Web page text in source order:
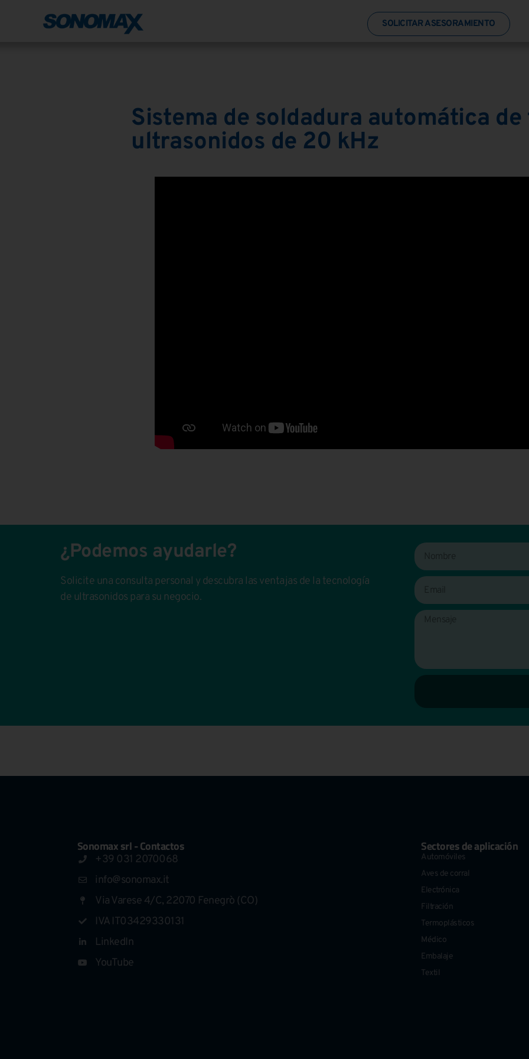
SOLICITAR ASESORAMIENTO
Sistema de soldadura automática
ultrasonidos de 20 kHz
¿Podemos ayudarle?
Solicite una consulta personal y descubra las ventajas de la tecnología
de ultrasonidos para su negocio.
Sonomax srl - Contactos
+39 031 2070068
info@sonomax.it
Via Varese 4/C, 22070 Fenegrò (CO)
IVA IT03429330131
LinkedIn
YouTube
Sectores de aplicación
Automóviles
Aves de corral
Electrónica
Filtración
Termoplásticos
Médico
Embalaje
Textil